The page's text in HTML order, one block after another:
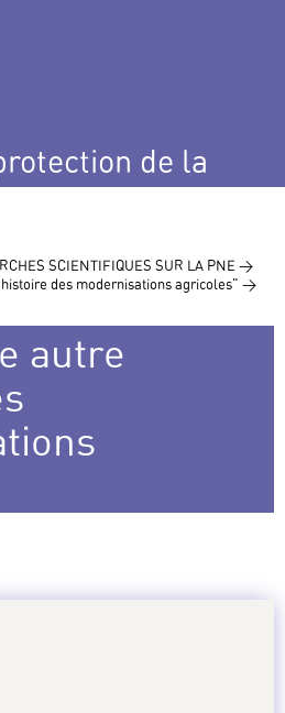
de la
SCIENTIFIQUES SUR LA PNE >
des modernisations agricoles" >
autre